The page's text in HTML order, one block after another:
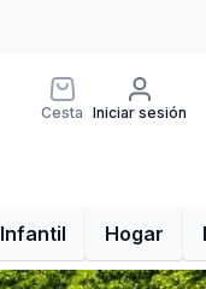
Cesta Iniciar sesión
Infantil Hogar